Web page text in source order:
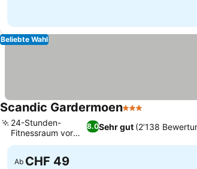
Beliebte Wahl
Scandic Gardermoen3 Sterne
8.0Sehr gut (2’138
24-Stunden-
Fitnessraum vor
Ort
Ab CHF 49